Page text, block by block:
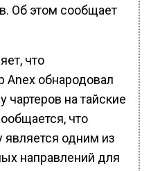
Об этом сообщает
что
Anex обнародовал
на тайские
что
является одним из
направлений для